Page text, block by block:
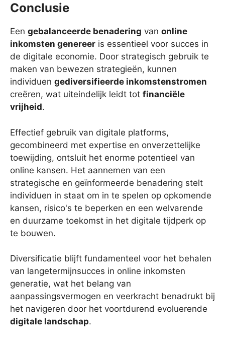
Conclusie
Een gebalanceerde benadering van online
inkomsten genereer is essentieel voor succes in
de digitale economie. Door strategisch gebruik te
maken van bewezen strategieën, kunnen
individuen gediversifieerde inkomstenstromen
creëren, wat uiteindelijk leidt tot financiële
vrijheid.
Effectief gebruik van digitale platforms,
gecombineerd met expertise en onverzettelijke
toewijding, ontsluit het enorme potentieel van
online kansen. Het aannemen van een
strategische en geïnformeerde benadering stelt
individuen in staat om in te spelen op opkomende
kansen, risico's te beperken en een welvarende
en duurzame toekomst in het digitale tijdperk op
te bouwen.
Diversificatie blijft fundamenteel voor het behalen
van langetermijnsucces in online inkomsten
generatie, wat het belang van
aanpassingsvermogen en veerkracht benadrukt bij
het navigeren door het voortdurend evoluerende
digitale landschap.